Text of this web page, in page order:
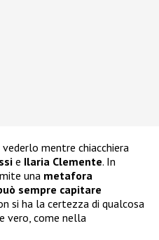
mentre chiacchiera
e Ilaria Clemente. In
una metafora
sempre capitare
si ha la certezza di qualcosa
vero, come nella